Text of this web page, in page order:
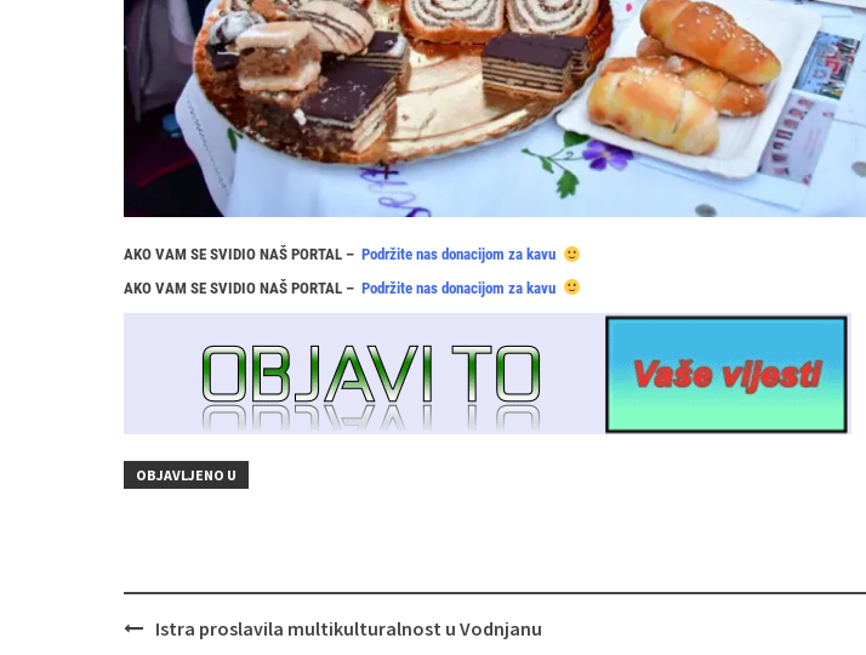
AKO VAM SE SVIDIO NAŠ PORTAL – Podržite nas donacijom za kavu
AKO VAM SE SVIDIO NAŠ PORTAL – Podržite nas donacijom za kavu
OBJAVLJENO U
Navigacija
Istra proslavila multikulturalnost u Vodnjanu